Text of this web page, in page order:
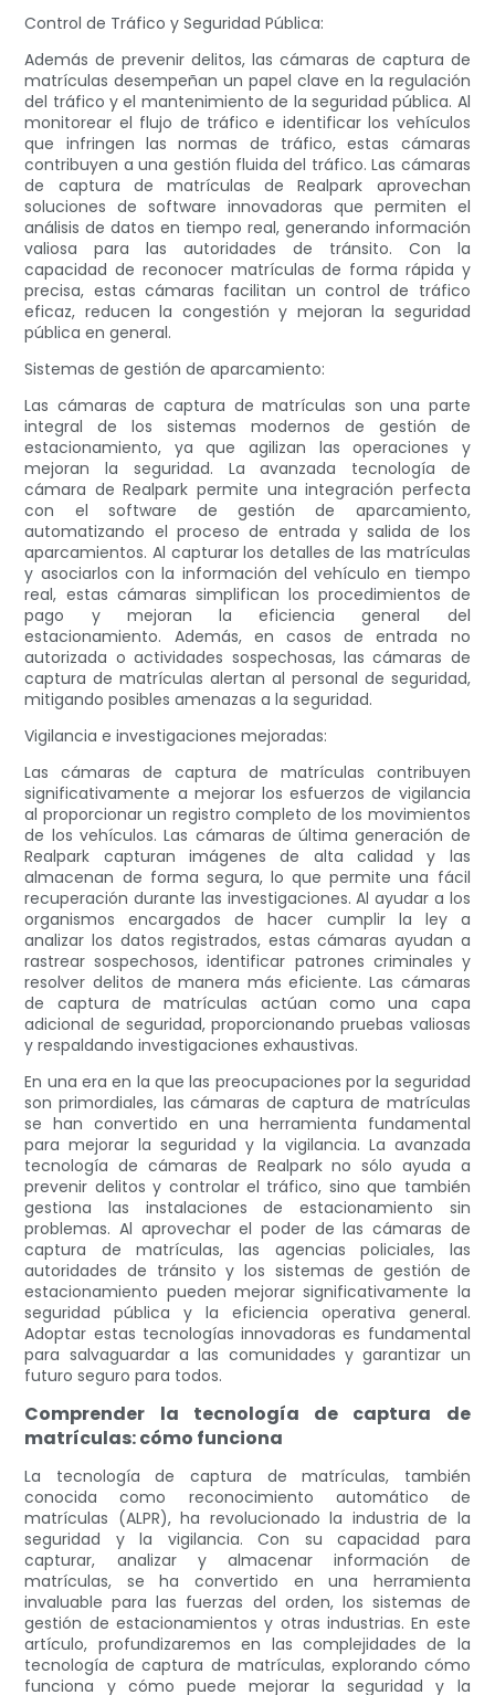
Control de Tráfico y Seguridad Pública:
Además de prevenir delitos, las cámaras de captura de
matrículas desempeñan un papel clave en la regulación
del tráfico y el mantenimiento de la seguridad pública. Al
monitorear el flujo de tráfico e identificar los vehículos
que infringen las normas de tráfico, estas cámaras
contribuyen a una gestión fluida del tráfico. Las cámaras
de captura de matrículas de Realpark aprovechan
soluciones de software innovadoras que permiten el
análisis de datos en tiempo real, generando información
valiosa para las autoridades de tránsito. Con la
capacidad de reconocer matrículas de forma rápida y
precisa, estas cámaras facilitan un control de tráfico
eficaz, reducen la congestión y mejoran la seguridad
pública en general.
Sistemas de gestión de aparcamiento:
Las cámaras de captura de matrículas son una parte
integral de los sistemas modernos de gestión de
estacionamiento, ya que agilizan las operaciones y
mejoran la seguridad. La avanzada tecnología de
cámara de Realpark permite una integración perfecta
con el software de gestión de aparcamiento,
automatizando el proceso de entrada y salida de los
aparcamientos. Al capturar los detalles de las matrículas
y asociarlos con la información del vehículo en tiempo
real, estas cámaras simplifican los procedimientos de
pago y mejoran la eficiencia general del
estacionamiento. Además, en casos de entrada no
autorizada o actividades sospechosas, las cámaras de
captura de matrículas alertan al personal de seguridad,
mitigando posibles amenazas a la seguridad.
Vigilancia e investigaciones mejoradas:
Las cámaras de captura de matrículas contribuyen
significativamente a mejorar los esfuerzos de vigilancia
al proporcionar un registro completo de los movimientos
de los vehículos. Las cámaras de última generación de
Realpark capturan imágenes de alta calidad y las
almacenan de forma segura, lo que permite una fácil
recuperación durante las investigaciones. Al ayudar a los
organismos encargados de hacer cumplir la ley a
analizar los datos registrados, estas cámaras ayudan a
rastrear sospechosos, identificar patrones criminales y
resolver delitos de manera más eficiente. Las cámaras
de captura de matrículas actúan como una capa
adicional de seguridad, proporcionando pruebas valiosas
y respaldando investigaciones exhaustivas.
En una era en la que las preocupaciones por la seguridad
son primordiales, las cámaras de captura de matrículas
se han convertido en una herramienta fundamental
para mejorar la seguridad y la vigilancia. La avanzada
tecnología de cámaras de Realpark no sólo ayuda a
prevenir delitos y controlar el tráfico, sino que también
gestiona las instalaciones de estacionamiento sin
problemas. Al aprovechar el poder de las cámaras de
captura de matrículas, las agencias policiales, las
autoridades de tránsito y los sistemas de gestión de
estacionamiento pueden mejorar significativamente la
seguridad pública y la eficiencia operativa general.
Adoptar estas tecnologías innovadoras es fundamental
para salvaguardar a las comunidades y garantizar un
futuro seguro para todos.
Comprender la tecnología de captura de
matrículas: cómo funciona
La tecnología de captura de matrículas, también
conocida como reconocimiento automático de
matrículas (ALPR), ha revolucionado la industria de la
seguridad y la vigilancia. Con su capacidad para
capturar, analizar y almacenar información de
matrículas, se ha convertido en una herramienta
invaluable para las fuerzas del orden, los sistemas de
gestión de estacionamientos y otras industrias. En este
artículo, profundizaremos en las complejidades de la
tecnología de captura de matrículas, explorando cómo
funciona y cómo puede mejorar la seguridad y la